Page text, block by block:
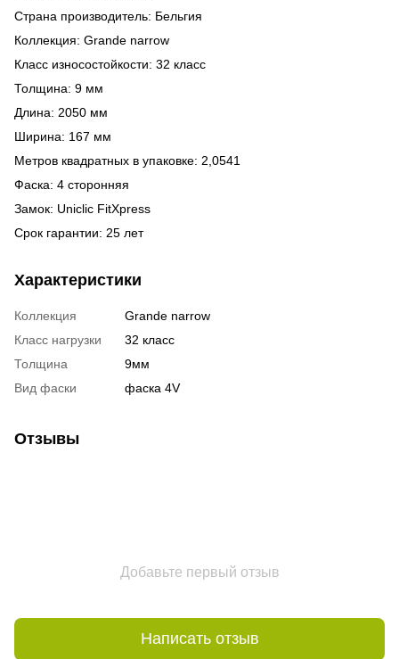
Страна производитель: Бельгия
Коллекция: Grande narrow
Класс износостойкости: 32 класс
Толщина: 9 мм
Длина: 2050 мм
Ширина: 167 мм
Метров квадратных в упаковке: 2,0541
Фаска: 4 сторонняя
Замок: Uniclic FitXpress
Срок гарантии: 25 лет
Характеристики
Коллекция
Grande narrow
Класс нагрузки
32 класс
Толщина
9мм
Вид фаски
фаска 4V
Отзывы
Добавьте первый отзыв
Написать отзыв